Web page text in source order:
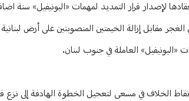
لإصدار قرار التمديد لمهمات «اليونيفيل» سنة
مقابل إزالة الخيمتين المنصوبتين على أرض
العاملة في جنوب لبنان.
الخلاف في مسعى لتعجيل الخطوة الهادفة إلى نزع